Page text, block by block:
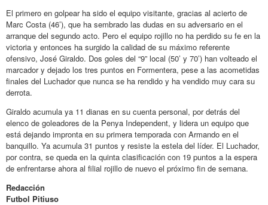
El primero en golpear ha sido el equipo visitante, gracias al acierto de
Marc Costa (46’), que ha sembrado las dudas en su adversario en el
arranque del segundo acto. Pero el equipo rojillo no ha perdido su fe en la
victoria y entonces ha surgido la calidad de su máximo referente
ofensivo, José Giraldo. Dos goles del “9” local (50’ y 70’) han volteado el
marcador y dejado los tres puntos en Formentera, pese a las acometidas
finales del Luchador que nunca se ha rendido y ha vendido muy cara su
derrota.
Giraldo acumula ya 11 dianas en su cuenta personal, por detrás del
elenco de goleadores de la Penya Independent, y lidera un equipo que
está dejando impronta en su primera temporada con Armando en el
banquillo. Ya acumula 31 puntos y resiste la estela del líder. El Luchador,
por contra, se queda en la quinta clasificación con 19 puntos a la espera
de enfrentarse ahora al filial rojillo de nuevo el próximo fin de semana.
Redacción
Futbol Pitiuso